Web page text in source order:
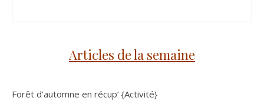
Articles de la semaine
Forêt d’automne en récup’ {Activité}